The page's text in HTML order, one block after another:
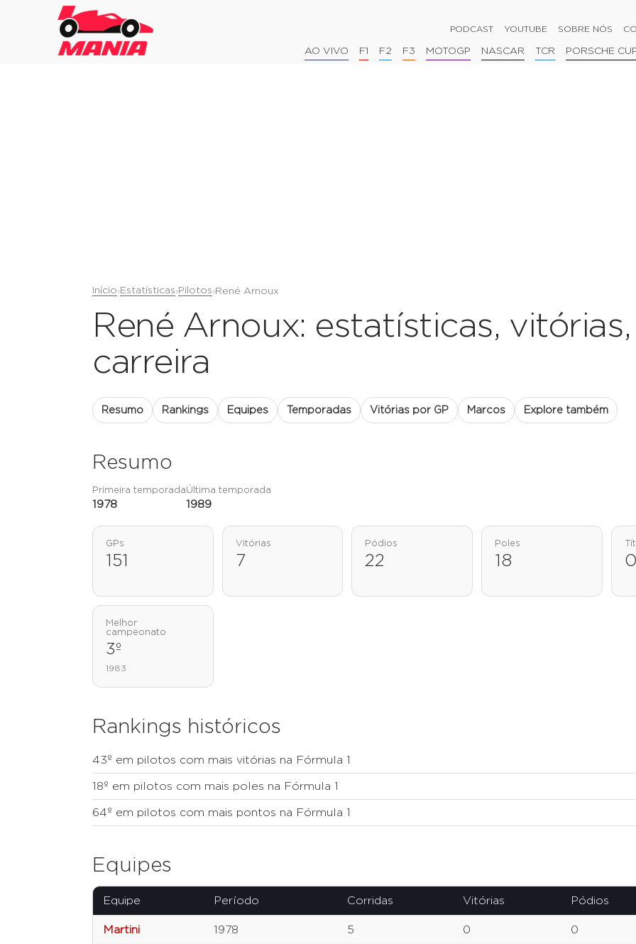
PODCAST YOUTUBE SOBRE NÓS
AO VIVO F1 F2 F3 MOTOGP NASCAR TCR PORSCHE
Início›Estatísticas›Pilotos›René Arnoux
René Arnoux: estatísticas,
carreira
Resumo Rankings Equipes Temporadas Vitórias por GP Marcos Explore também
Resumo
Primeira temporada
1978
Última temporada
1989
GPs
151
Vitórias
7
Pódios
22
Poles
18 0
Melhor
campeonato
3º
1983
Rankings históricos
43º em pilotos com mais vitórias na Fórmula 1
18º em pilotos com mais poles na Fórmula 1
64º em pilotos com mais pontos na Fórmula 1
Equipes
Equipe Período Corridas Vitórias Pódios
Martini 1978 5 0 0